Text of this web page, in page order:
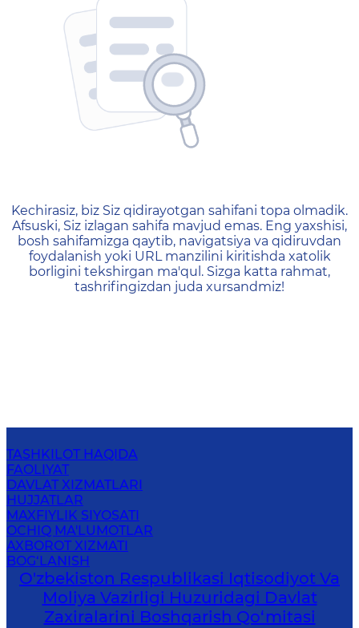
404 — Страница не
Kechirasiz, biz Siz qidirayotgan sahifani topa olmadik.
Afsuski, Siz izlagan sahifa mavjud emas. Eng yaxshisi,
bosh sahifamizga qaytib, navigatsiya va qidiruvdan
foydalanish yoki URL manzilini kiritishda xatolik
borligini tekshirgan ma'qul. Sizga katta rahmat,
tashrifingizdan juda xursandmiz!
TASHKILOT HAQIDA
FAOLIYAT
DAVLAT XIZMATLARI
HUJJATLAR
MAXFIYLIK SIYOSATI
OCHIQ MA'LUMOTLAR
AXBOROT XIZMATI
BOG‘LANISH
O'zbekiston Respublikasi Iqtisodiyot Va
Moliya Vazirligi Huzuridаgi Dаvlаt
Zаxirаlаrini Boshqаrish Qo‘mitаsi